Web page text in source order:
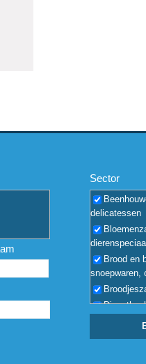
Sector
delicatessen
Brood en
snoepwaren,
Herberg,